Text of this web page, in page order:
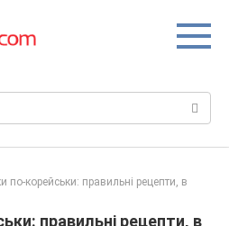
по-корейськи: правильні рецепти, в
правильні рецепти, в